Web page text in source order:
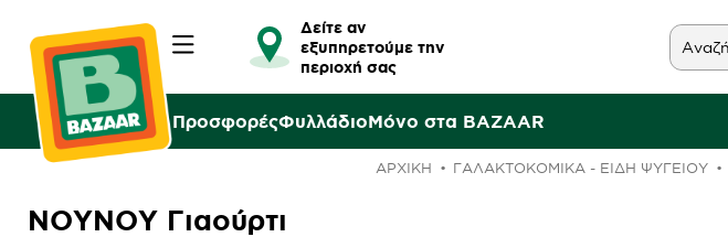
Δείτε αν
εξυπηρετούμε την
περιοχή σας
ΠροσφορέςΦυλλάδιοΜόνο στα BAZAAR
ΑΡΧΙΚΉ ΓΑΛΑΚΤΟΚΟΜΙΚΑ - ΕΙΔΗ ΨΥΓΕΙΟΥ
ΝΟΥΝΟΥ Γιαούρτι